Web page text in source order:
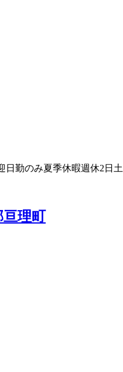
日勤のみ夏季休暇週休2日
亘理町